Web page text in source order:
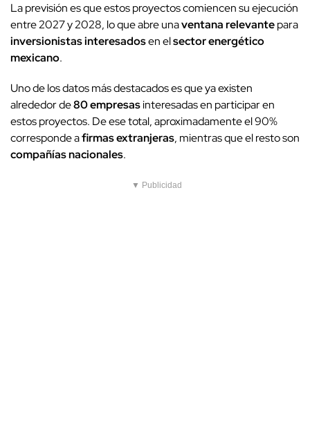
La previsión es que estos proyectos comiencen su ejecución
entre 2027 y 2028, lo que abre unaventana relevantepara
inversionistas interesadosen elsector energético
mexicano.
Uno de los datos más destacados es que ya existen
alrededor de80 empresasinteresadas en participar en
estos proyectos. De ese total, aproximadamente el 90%
corresponde afirmas extranjeras, mientras que el resto son
compañías nacionales.
▼ Publicidad